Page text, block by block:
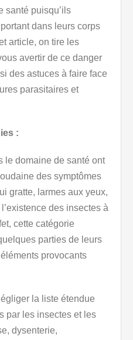
santé puisqu’ils
dans leurs corps
article, on tire les
avertir de ce danger
des astuces à faire face
parasitaires et
:
le domaine de santé ont
des symptômes
gratte, larmes aux yeux,
des insectes à
cette catégorie
parties de leurs
provocants
la liste étendue
par les insectes et les
dysenterie,